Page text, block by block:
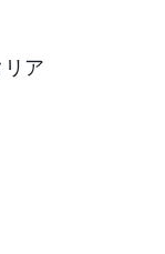
ア